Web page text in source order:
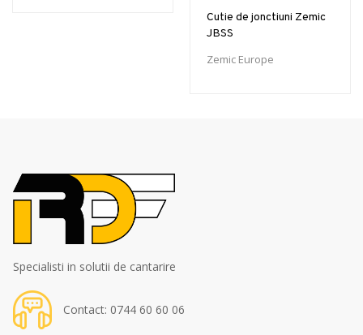
Cutie de jonctiuni Zemic
JBSS
Zemic Europe
Specialisti in solutii de cantarire
Contact: 0744 60 60 06